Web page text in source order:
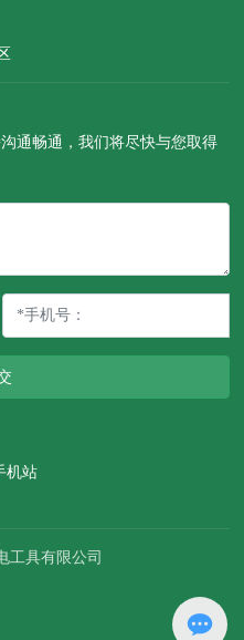
通畅通，我们将尽快与您取得
机站
具有限公司